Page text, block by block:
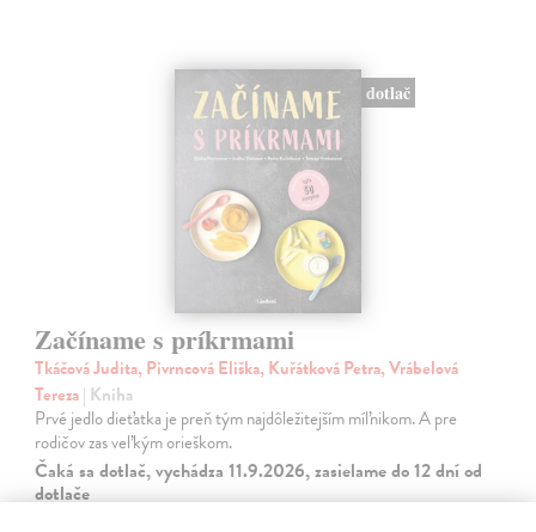
dotlač
Začíname s príkrmami
Tkáčová Judita, Pivrncová Eliška, Kuřátková Petra, Vrábelová
Tereza| Kniha
Prvé jedlo dieťatka je preň tým najdôležitejším míľnikom. A pre
rodičov zas veľkým orieškom.
Čaká sa dotlač, vychádza 11.9.2026, zasielame do 12 dní od
dotlače